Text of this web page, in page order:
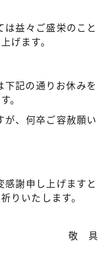
益々ご盛栄のこと
げます。
下記の通りお休みを
。
、何卒ご容赦願い
謝申し上げますと
りいたします。
敬 具